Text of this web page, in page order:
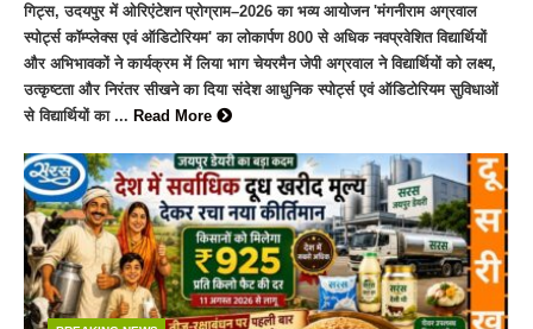
गिट्स, उदयपुर में ओरिएंटेशन प्रोग्राम–2026 का भव्य आयोजन 'मंगनीराम अग्रवाल
स्पोर्ट्स कॉम्प्लेक्स एवं ऑडिटोरियम' का लोकार्पण 800 से अधिक नवप्रवेशित विद्यार्थियों
और अभिभावकों ने कार्यक्रम में लिया भाग चेयरमैन जेपी अग्रवाल ने विद्यार्थियों को लक्ष्य,
उत्कृष्टता और निरंतर सीखने का दिया संदेश आधुनिक स्पोर्ट्स एवं ऑडिटोरियम सुविधाओं
से विद्यार्थियों का ... Read More